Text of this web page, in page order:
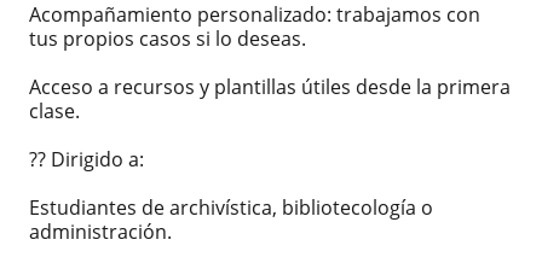
Acompañamiento personalizado: trabajamos con
tus propios casos si lo deseas.
Acceso a recursos y plantillas útiles desde la primera
clase.
?? Dirigido a:
Estudiantes de archivística, bibliotecología o
administración.